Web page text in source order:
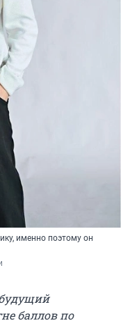
именно поэтому он
баллов по